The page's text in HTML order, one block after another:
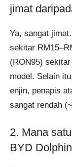
jimat
Ya, sangat
sekitar
(RON95)
model. Selain
enjin, penapis
sangat rendah
2. Mana
BYD